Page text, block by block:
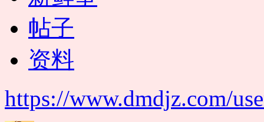
帖子
资料
https://www.dmdjz.com/